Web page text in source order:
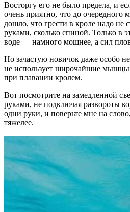
Восторгу его не было предела, и
очень приятно, что до очередного
дошло, что грести в кроле надо не
руками, сколько спиной. Только в
воде — намного мощнее, а сил
Но зачастую новичок даже особо
не использует широчайшие мышцы
при плавании кролем.
Вот посмотрите на замедленной
руками, не подключая развороты
одни руки, и поверьте мне на
тяжелее.